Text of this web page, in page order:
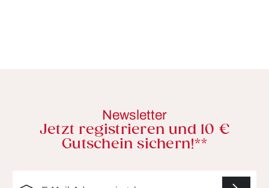
Newsletter
Jetzt registrieren und 10 €
Gutschein sichern!**